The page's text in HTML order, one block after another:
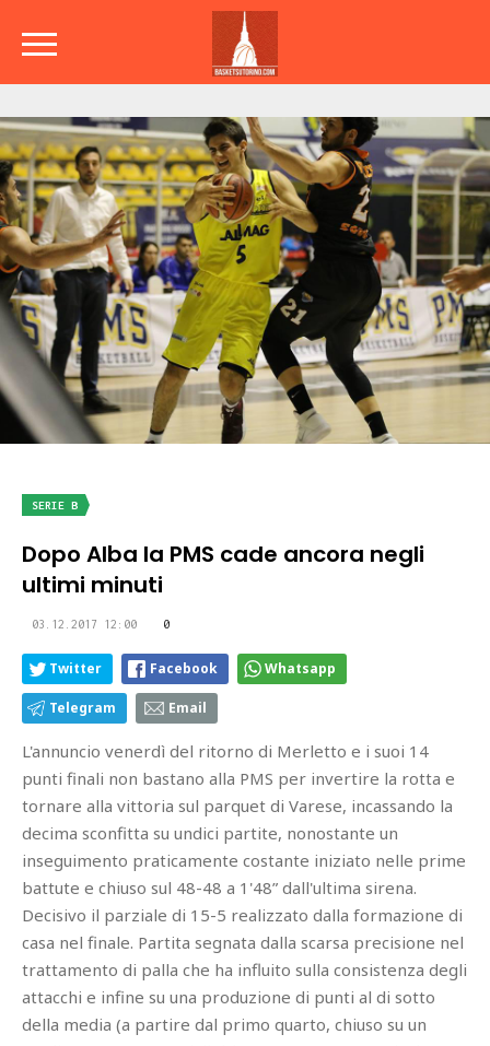
SERIE B
Dopo Alba la PMS cade ancora negli
ultimi minuti
03.12.2017 12:00 0
Twitter Facebook Whatsapp
Telegram Email
L'annuncio venerdì del ritorno di Merletto e i suoi 14
punti finali non bastano alla PMS per invertire la rotta e
tornare alla vittoria sul parquet di Varese, incassando la
decima sconfitta su undici partite, nonostante un
inseguimento praticamente costante iniziato nelle prime
battute e chiuso sul 48-48 a 1'48” dall'ultima sirena.
Decisivo il parziale di 15-5 realizzato dalla formazione di
casa nel finale. Partita segnata dalla scarsa precisione nel
trattamento di palla che ha influito sulla consistenza degli
attacchi e infine su una produzione di punti al di sotto
della media (a partire dal primo quarto, chiuso su un